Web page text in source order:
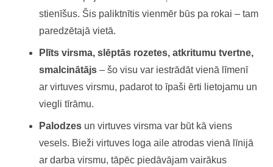
stienīšus. Šis paliktnītis vienmēr būs pa rokai – tam
paredzētajā vietā.
Plīts virsma, slēptās rozetes, atkritumu tvertne,
smalcinātājs – šo visu var iestrādāt vienā līmenī
ar virtuves virsmu, padarot to īpaši ērti lietojamu un
viegli tīrāmu.
Palodzes un virtuves virsma var būt kā viens
vesels. Bieži virtuves loga aile atrodas vienā līnijā
ar darba virsmu, tāpēc piedāvājam vairākus